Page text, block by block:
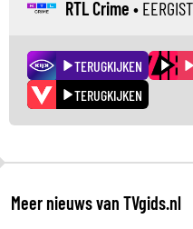
RTL Crime •
TERUGKIJKEN
TERUGKIJKEN
Meer nieuws van TVgids.nl